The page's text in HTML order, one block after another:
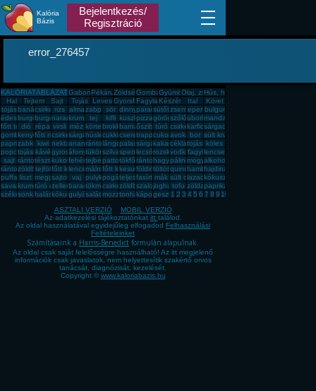
Kalória
Bázis
Bejelentkezés/
Regisztráció
error_276457
KALÓRIATÁBLÁZATGabona, mag, örlemény
Pékáru, édesség, sütemény, rágcsa, tészta
Zöldség, fűszer
GombaGyümölcsOlaj, zsíradékHús, húskészítmény
Hal
TejtermékSajt Tojás Leves Gyorsfagyasztott, dobozos, konzerv étel
Fagylalt, jégkrém
Készétel Ital
Köret
tojás banáncsirkemell
rizs alma zabpehely
sör dinnyeparadicsom
sütőtökzsemleeper bulgur
édesburgonya
burgonyaburgonyanarancskrumplitej kifli kuszkusz
pizzagörögdinnye
szőlőuborkamandarin
főtt tojás
dió répa virsli méz körte brokkolibarnarizsőszibarack
túró csirkecomb
karfiolsárgadinnye
gombakenyérfőtt rizscsirkemájsárgarépa
húslevescukkinicseresznyetrappista sajt
cukoravokádó
bor sült krumpli
paprikazabkása
kiwi nektarinananászrántott hús
lángospalacsintasárgabarack
kakaós csiga
céklatojásfehérje
köles
popcorntojásrántotta
kávégyrosáfonyatükörtojás
szilvaspenótlecsórozskenyér
vodkafagyi lencse
sajt rántott csirkemell
tésztakukoricafehér kenyér
tejbegrízpattogatott kukorica
tökfőzelék
rántottahagymapálinkamogyoróalkohol
rántott sajt
zöldbabtejfölfőtt kukorica
lencsefőzelék
málnafőtt krumpli
kesudióföldimogyoró
töltött káposzta
quinoahamburger
hajdina
puffasztott rizs
liszt meggysajtos pogácsa
vaj pulykamell
pogácsateljes kiőrlésû kenyér
fasírt mák sült csirkecomb
lazackókuszzsír
savanyú káposzta
krumplipüré
túró rudizellerbaracktökmagcsirkemell sonka
zöldbabfőzelék
szalonnajoghurttofu zöldalmapaprikás krumpli
székelykáposzta
sonkahalászlékókuszreszelék
gulyásleves
salátamozzarella
tonhalkáposztagesztenye
1 2 3 4 5 6 7 8 9 10
ASZTALI VERZIÓ
MOBIL VERZIÓ
Az adatkezelési tájékoztatónkat itt találod.
Az oldal használatával egyidejűleg elfogadod Felhasználási
Feltételeinket
Számításaink a Harris-Benedict formulán alapulnak.
Az oldal csak saját felelősségre használható! Az itt megjelenő
információk csak javaslatok, nem helyettesítik szakértő orvos
tanácsát, diagnózisát, kezelését.
Copyright © www.kaloriabazis.hu